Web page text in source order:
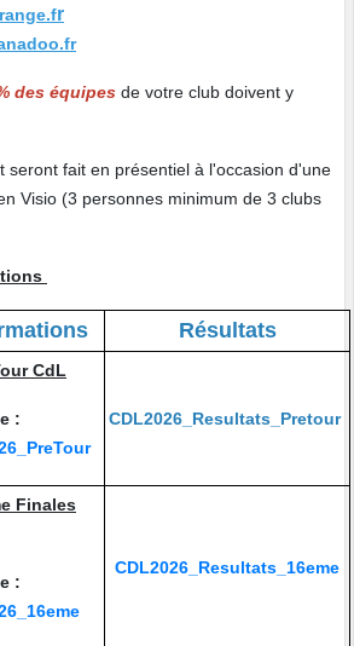
r
des équipes de votre club doivent y
seront fait en présentiel à l'occasion d'une
Visio (3 personnes minimum de 3 clubs
Résultats
CdL
:
CDL2026_Resultats_Pretour
Finales
:
CDL2026_Resultats_16eme